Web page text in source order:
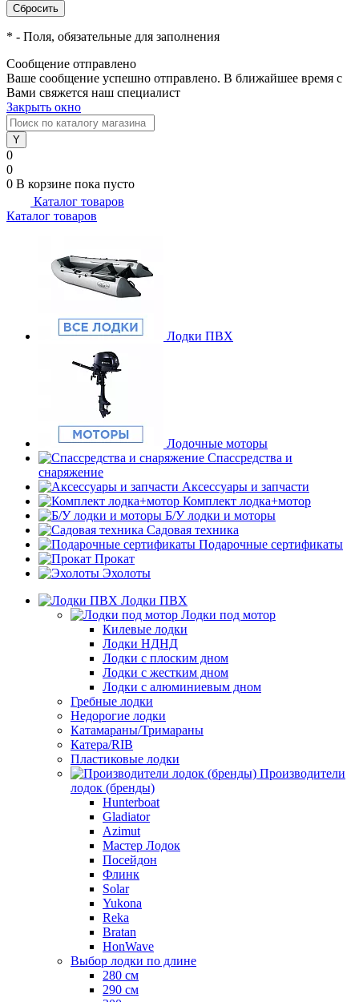
* - Поля, обязательные для заполнения
Сообщение отправлено
Ваше сообщение успешно отправлено. В ближайшее время с
Вами свяжется наш специалист
Закрыть окно
0
0
0 В корзине пока пусто
Каталог товаров
Каталог товаров
Лодки ПВХ
Лодочные моторы
Спассредства и
снаряжение
Аксессуары и запчасти
Комплект лодка+мотор
Б/У лодки и моторы
Садовая техника
Подарочные сертификаты
Прокат
Эхолоты
Лодки ПВХ
Лодки под мотор
Килевые лодки
Лодки НДНД
Лодки с плоским дном
Лодки с жестким дном
Лодки с алюминиевым дном
Гребные лодки
Недорогие лодки
Катамараны/Тримараны
Катера/RIB
Пластиковые лодки
Производители
лодок (бренды)
Hunterboat
Gladiator
Azimut
Мастер Лодок
Посейдон
Флинк
Solar
Yukona
Reka
Bratan
HonWave
Выбор лодки по длине
280 см
290 см